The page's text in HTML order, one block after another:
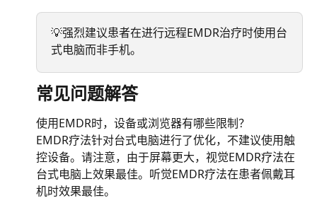
💡强烈建议患者在进行远程EMDR治疗时使用台
式电脑而非手机。
常见问题解答
使用EMDR时，设备或浏览器有哪些限制？
EMDR疗法针对台式电脑进行了优化，不建议使用触
控设备。请注意，由于屏幕更大，视觉EMDR疗法在
台式电脑上效果最佳。听觉EMDR疗法在患者佩戴耳
机时效果最佳。